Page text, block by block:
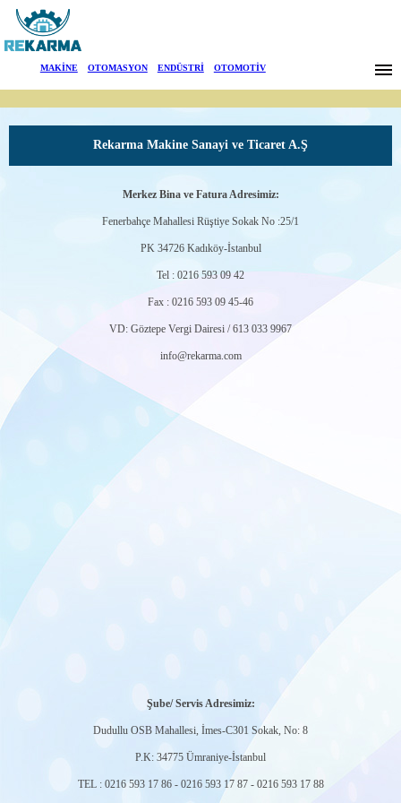
MAKİNE| OTOMASYON| ENDÜSTRİ| OTOMOTİV
Hakkımızda
İletişim
Rekarma Makine Sanayi ve Ticaret A.Ş
Merkez Bina ve Fatura Adresimiz:
Fenerbahçe Mahallesi Rüştiye Sokak No :25/1
PK 34726 Kadıköy-İstanbul
Tel : 0216 593 09 42
Fax : 0216 593 09 45-46
VD: Göztepe Vergi Dairesi / 613 033 9967
info@rekarma.com
Şube/ Servis Adresimiz:
Dudullu OSB Mahallesi, İmes-C301 Sokak, No: 8
P.K: 34775 Ümraniye-İstanbul
TEL : 0216 593 17 86 - 0216 593 17 87 - 0216 593 17 88